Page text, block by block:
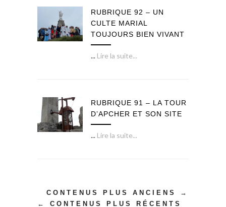
RUBRIQUE 92 – UN
CULTE MARIAL
TOUJOURS BIEN VIVANT
... Lire la suite...
RUBRIQUE 91 – LA TOUR
D’APCHER ET SON SITE
... Lire la suite...
CONTENUS PLUS ANCIENS →
← CONTENUS PLUS RÉCENTS